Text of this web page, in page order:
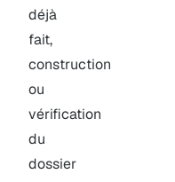
déjà
fait,
construction
ou
vérification
du
dossier